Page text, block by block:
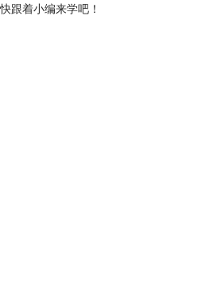
快跟着小编来学吧！